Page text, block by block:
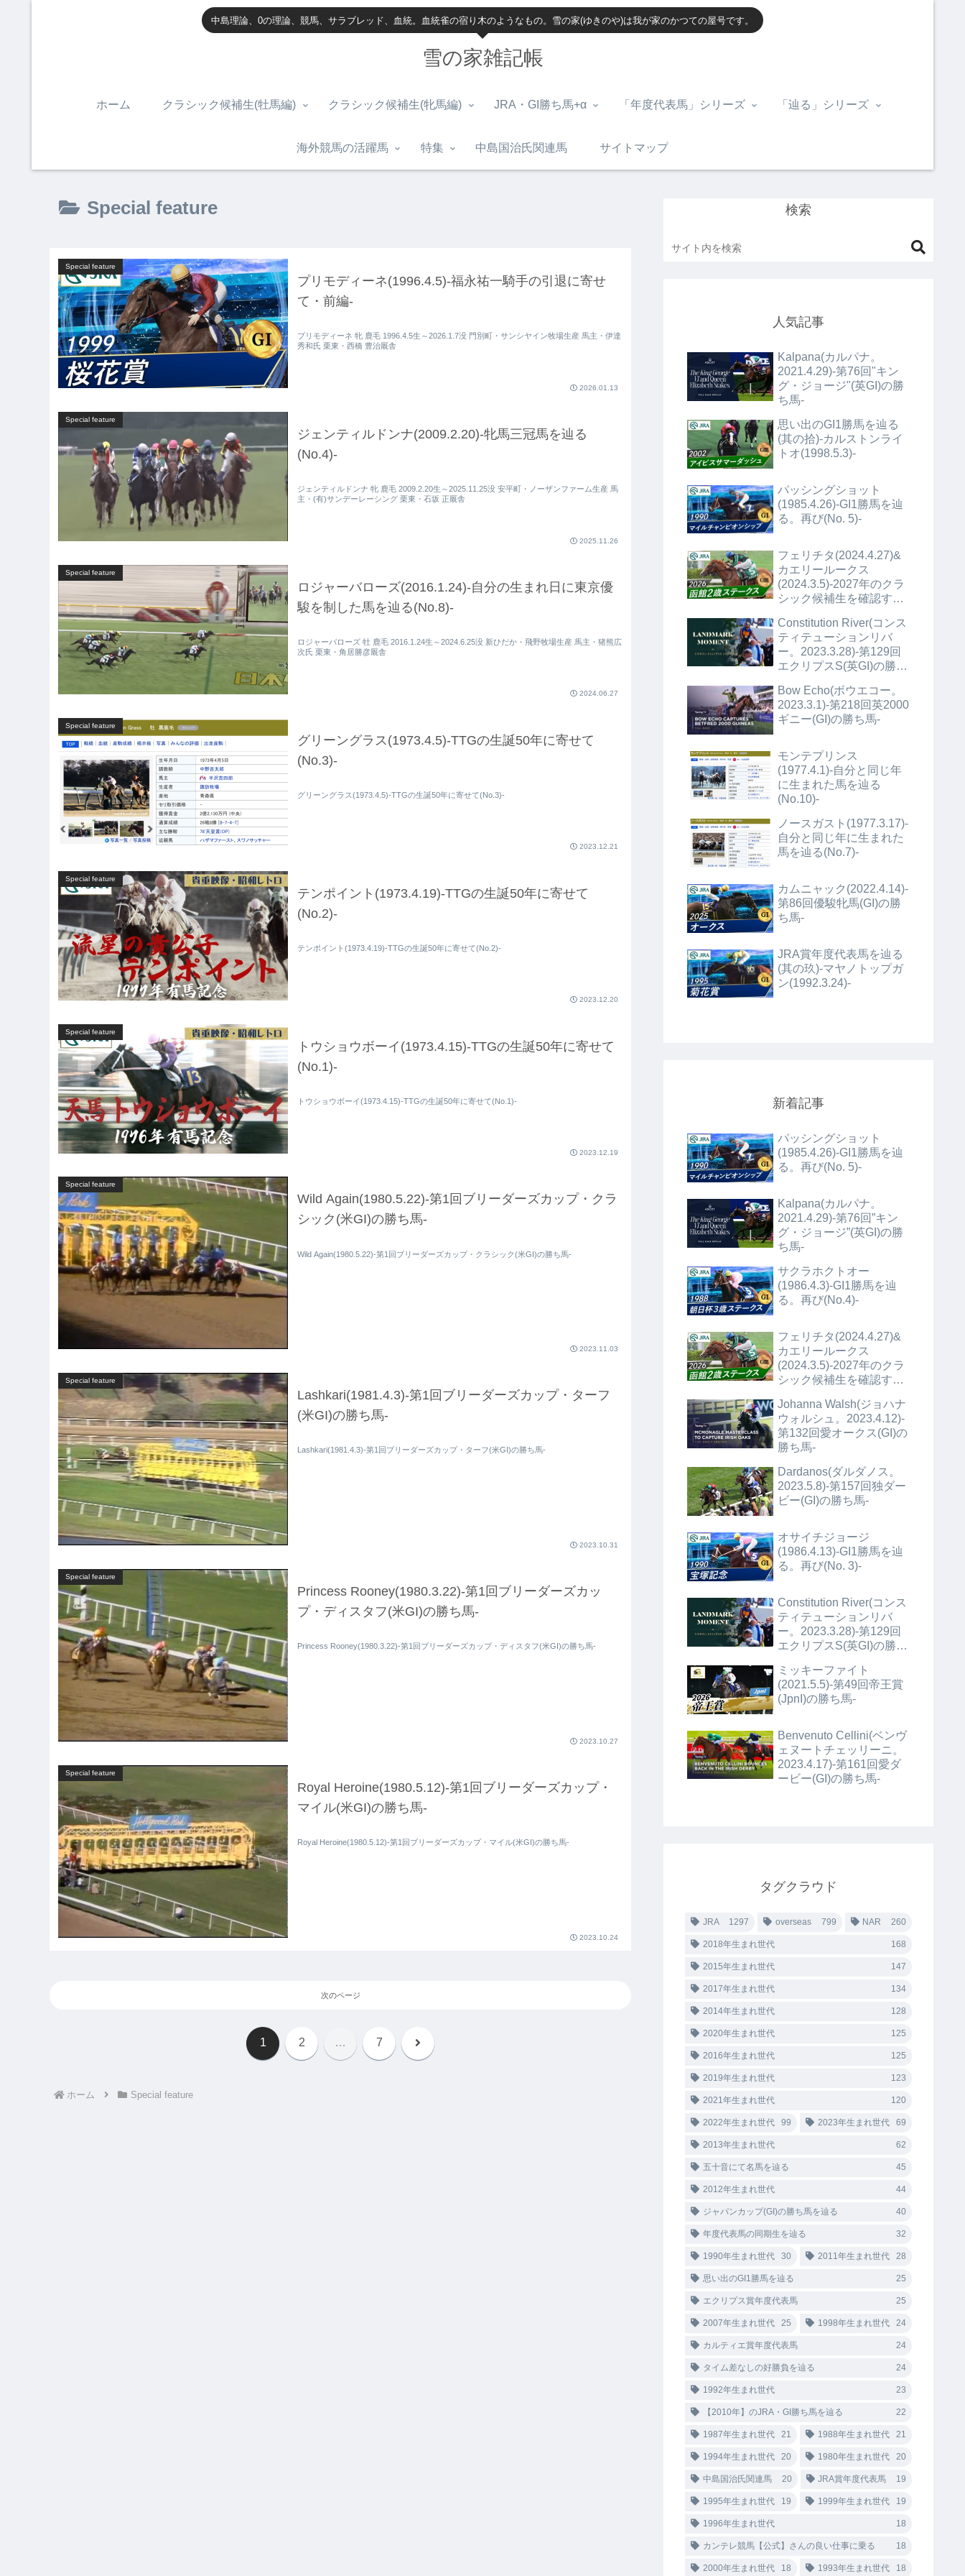
中島理論、0の理論、競馬、サラブレッド、血統。血統雀の宿り木のようなもの。雪の家(ゆきのや)は我が家のかつての屋号です。
雪の家雑記帳
ホーム クラシック候補生(牡馬編) クラシック候補生(牝馬編) JRA・GI勝ち馬+α 「年度代表馬」シリーズ 「辿る」シリーズ
海外競馬の活躍馬 特集 中島国治氏関連馬 サイトマップ
Special feature
Special feature
プリモディーネ(1996.4.5)-福永祐一騎手の引退に寄せ
て・前編-
プリモディーネ 牝 鹿毛 1996.4.5生～2026.1.7没 門別町・サンシヤイン牧場生産 馬主・伊達
秀和氏 栗東・西橋 豊治厩舎
2026.01.13
Special feature
ジェンティルドンナ(2009.2.20)-牝馬三冠馬を辿る
(No.4)-
ジェンティルドンナ 牝 鹿毛 2009.2.20生～2025.11.25没 安平町・ノーザンファーム生産 馬
主・(有)サンデーレーシング 栗東・石坂 正厩舎
2025.11.26
Special feature
ロジャーバローズ(2016.1.24)-自分の生まれ日に東京優
駿を制した馬を辿る(No.8)-
ロジャーバローズ 牡 鹿毛 2016.1.24生～2024.6.25没 新ひだか・飛野牧場生産 馬主・猪熊広
次氏 栗東・角居勝彦厩舎
2024.06.27
Special feature
グリーングラス(1973.4.5)-TTGの生誕50年に寄せて
(No.3)-
グリーングラス(1973.4.5)-TTGの生誕50年に寄せて(No.3)-
2023.12.21
Special feature
テンポイント(1973.4.19)-TTGの生誕50年に寄せて
(No.2)-
テンポイント(1973.4.19)-TTGの生誕50年に寄せて(No.2)-
2023.12.20
Special feature
トウショウボーイ(1973.4.15)-TTGの生誕50年に寄せて
(No.1)-
トウショウボーイ(1973.4.15)-TTGの生誕50年に寄せて(No.1)-
2023.12.19
Special feature
Wild Again(1980.5.22)-第1回ブリーダーズカップ・クラ
シック(米GI)の勝ち馬-
Wild Again(1980.5.22)-第1回ブリーダーズカップ・クラシック(米GI)の勝ち馬-
2023.11.03
Special feature
Lashkari(1981.4.3)-第1回ブリーダーズカップ・ターフ
(米GI)の勝ち馬-
Lashkari(1981.4.3)-第1回ブリーダーズカップ・ターフ(米GI)の勝ち馬-
2023.10.31
Special feature
Princess Rooney(1980.3.22)-第1回ブリーダーズカッ
プ・ディスタフ(米GI)の勝ち馬-
Princess Rooney(1980.3.22)-第1回ブリーダーズカップ・ディスタフ(米GI)の勝ち馬-
2023.10.27
Special feature
Royal Heroine(1980.5.12)-第1回ブリーダーズカップ・
マイル(米GI)の勝ち馬-
Royal Heroine(1980.5.12)-第1回ブリーダーズカップ・マイル(米GI)の勝ち馬-
2023.10.24
次のページ
1 2 … 7 次
ホーム Special feature
検索
人気記事
Kalpana(カルパナ。
2021.4.29)-第76回"キン
グ・ジョージ"(英GI)の勝
ち馬-
思い出のGI1勝馬を辿る
(其の拾)-カルストンライ
トオ(1998.5.3)-
パッシングショット
(1985.4.26)-GI1勝馬を辿
る。再び(No. 5)-
フェリチタ(2024.4.27)&
カエリールークス
(2024.3.5)-2027年のクラ
シック候補生を確認する
Constitution River(コンス
ティテューションリバ
ー。2023.3.28)-第129回
エクリプスS(英GI)の勝ち
Bow Echo(ボウエコー。
2023.3.1)-第218回英2000
ギニー(GI)の勝ち馬-
モンテプリンス
(1977.4.1)-自分と同じ年
に生まれた馬を辿る
(No.10)-
ノースガスト(1977.3.17)-
自分と同じ年に生まれた
馬を辿る(No.7)-
カムニャック(2022.4.14)-
第86回優駿牝馬(GI)の勝
ち馬-
JRA賞年度代表馬を辿る
(其の玖)-マヤノトップガ
ン(1992.3.24)-
新着記事
パッシングショット
(1985.4.26)-GI1勝馬を辿
る。再び(No. 5)-
Kalpana(カルパナ。
2021.4.29)-第76回”キン
グ・ジョージ”(英GI)の勝
ち馬-
サクラホクトオー
(1986.4.3)-GI1勝馬を辿
る。再び(No.4)-
フェリチタ(2024.4.27)&
カエリールークス
(2024.3.5)-2027年のクラ
シック候補生を確認する
Johanna Walsh(ジョハナ
ウォルシュ。2023.4.12)-
第132回愛オークス(GI)の
勝ち馬-
Dardanos(ダルダノス。
2023.5.8)-第157回独ダー
ビー(GI)の勝ち馬-
オサイチジョージ
(1986.4.13)-GI1勝馬を辿
る。再び(No. 3)-
Constitution River(コンス
ティテューションリバ
ー。2023.3.28)-第129回
エクリプスS(英GI)の勝ち
ミッキーファイト
(2021.5.5)-第49回帝王賞
(JpnI)の勝ち馬-
Benvenuto Cellini(ベンヴ
ェヌートチェッリーニ。
2023.4.17)-第161回愛ダ
ービー(GI)の勝ち馬-
タグクラウド
JRA 1297 overseas 799 NAR 260
2018年生まれ世代 168
2015年生まれ世代 147
2017年生まれ世代 134
2014年生まれ世代 128
2020年生まれ世代 125
2016年生まれ世代 125
2019年生まれ世代 123
2021年生まれ世代 120
2022年生まれ世代 99 2023年生まれ世代 69
2013年生まれ世代 62
五十音にて名馬を辿る 45
2012年生まれ世代 44
ジャパンカップ(GI)の勝ち馬を辿る 40
年度代表馬の同期生を辿る 32
1990年生まれ世代 30 2011年生まれ世代 28
思い出のGI1勝馬を辿る 25
エクリプス賞年度代表馬 25
2007年生まれ世代 25 1998年生まれ世代 24
カルティエ賞年度代表馬 24
タイム差なしの好勝負を辿る 24
1992年生まれ世代 23
【2010年】のJRA・GI勝ち馬を辿る 22
1987年生まれ世代 21 1988年生まれ世代 21
1994年生まれ世代 20 1980年生まれ世代 20
中島国治氏関連馬 20 JRA賞年度代表馬 19
1995年生まれ世代 19 1999年生まれ世代 19
1996年生まれ世代 18
カンテレ競馬【公式】さんの良い仕事に乗る 18
2000年生まれ世代 18 1993年生まれ世代 18